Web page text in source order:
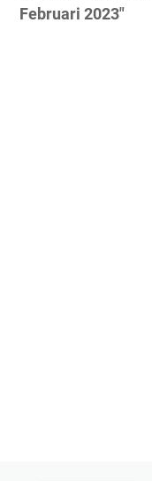
Februari 2023"